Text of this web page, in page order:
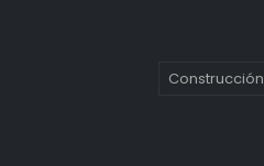
Construcción